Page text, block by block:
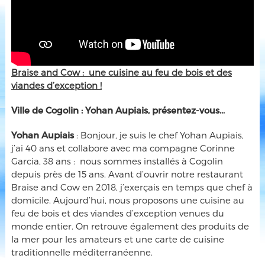
Braise and Cow : une cuisine au feu de bois et des
viandes d’exception !
Ville de Cogolin : Yohan Aupiais, présentez-vous…
Yohan Aupiais: Bonjour, je suis le chef Yohan Aupiais,
j’ai 40 ans et collabore avec ma compagne Corinne
Garcia, 38 ans : nous sommes installés à Cogolin
depuis près de 15 ans. Avant d’ouvrir notre restaurant
Braiseand Cow en 2018, j’exerçais en temps que chef à
domicile. Aujourd’hui, nous proposons une cuisine au
feu de bois et des viandes d’exception venues du
monde entier. On retrouve également des produits de
la mer pour les amateurs et une carte de cuisine
traditionnelle méditerranéenne.